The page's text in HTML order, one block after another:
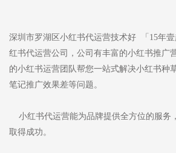
深圳市罗湖区小红书代运营技术好 「15年
红书代运营公司，公司有丰富的小红书推广
的小红书运营团队帮您一站式解决小红书种
笔记推广效果差等问题。
小红书代运营能为品牌提供全方位的服务
取得成功。